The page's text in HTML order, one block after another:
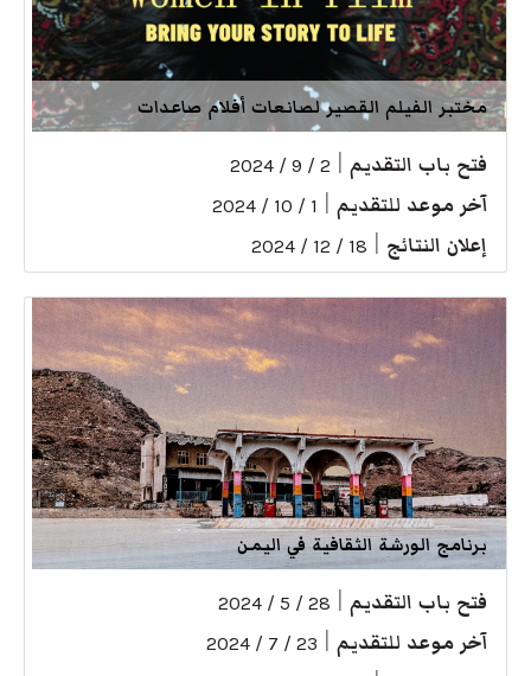
مختبر الفيلم القصير لصانعات أفلام صاعدات
فتح باب التقديم 2 / 9 / 2024
آخر موعد للتقديم 1 / 10 / 2024
إعلان النتائج 18 / 12 / 2024
برنامج الورشة الثقافية في اليمن
فتح باب التقديم 28 / 5 / 2024
آخر موعد للتقديم 23 / 7 / 2024